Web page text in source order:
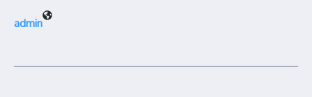
admin